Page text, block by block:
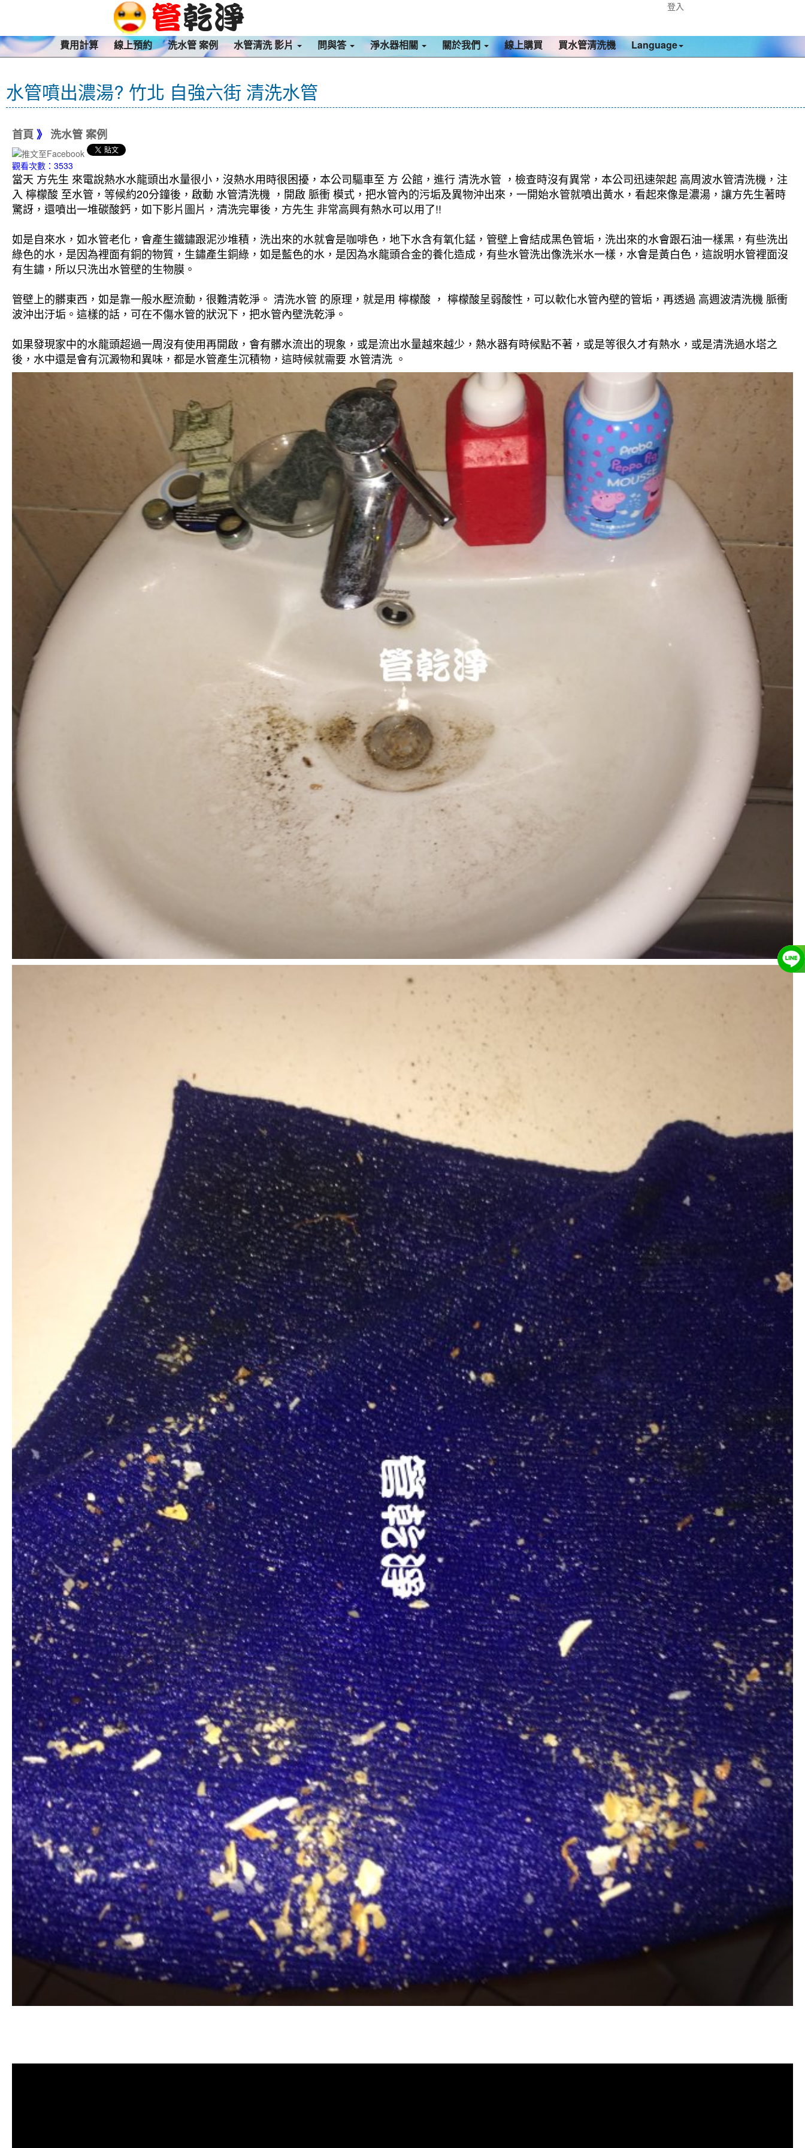
登入
費用計算 線上預約 洗水管 案例 水管清洗 影片 問與答 淨水器相關 關於我們 線上購買 買水管清洗機 Language
水管噴出濃湯? 竹北 自強六街 清洗水管
首頁 》 洗水管 案例
觀看次數：3533
當天 方先生 來電說熱水水龍頭出水量很小，沒熱水用時很困擾，本公司驅車至 方 公館，進行 清洗水管 ，檢查時沒有異常，本公司迅速架起 高周波水管清洗機，注
入 檸檬酸 至水管，等候約20分鐘後，啟動 水管清洗機 ，開啟 脈衝 模式，把水管內的污垢及異物沖出來，一開始水管就噴出黃水，看起來像是濃湯，讓方先生著時
驚訝，還噴出一堆碳酸鈣，如下影片圖片，清洗完畢後，方先生 非常高興有熱水可以用了!!
如是自來水，如水管老化，會產生鐵鏽跟泥沙堆積，洗出來的水就會是咖啡色，地下水含有氧化錳，管壁上會結成黑色管垢，洗出來的水會跟石油一樣黑，有些洗出
綠色的水，是因為裡面有銅的物質，生鏽產生銅綠，如是藍色的水，是因為水龍頭合金的養化造成，有些水管洗出像洗米水一樣，水會是黃白色，這說明水管裡面沒
有生鏽，所以只洗出水管壁的生物膜。
管壁上的髒東西，如是靠一般水壓流動，很難清乾淨。 清洗水管 的原理，就是用 檸檬酸 ， 檸檬酸呈弱酸性，可以軟化水管內壁的管垢，再透過 高週波清洗機 脈衝
波沖出汙垢。這樣的話，可在不傷水管的狀況下，把水管內壁洗乾淨。
如果發現家中的水龍頭超過一周沒有使用再開啟，會有髒水流出的現象，或是流出水量越來越少，熱水器有時候點不著，或是等很久才有熱水，或是清洗過水塔之
後，水中還是會有沉澱物和異味，都是水管產生沉積物，這時候就需要 水管清洗 。